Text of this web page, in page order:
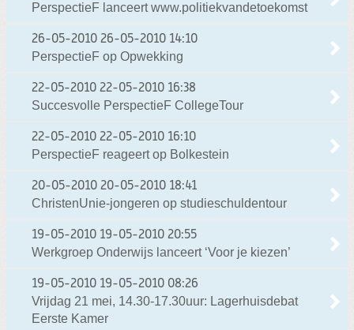
PerspectieF lanceert www.politiekvandetoekomst
26-05-2010 26-05-2010 14:10
PerspectieF op Opwekking
22-05-2010 22-05-2010 16:38
Succesvolle PerspectieF CollegeTour
22-05-2010 22-05-2010 16:10
PerspectieF reageert op Bolkestein
20-05-2010 20-05-2010 18:41
ChristenUnie-jongeren op studieschuldentour
19-05-2010 19-05-2010 20:55
Werkgroep Onderwijs lanceert ‘Voor je kiezen’
19-05-2010 19-05-2010 08:26
Vrijdag 21 mei, 14.30-17.30uur: Lagerhuisdebat
Eerste Kamer